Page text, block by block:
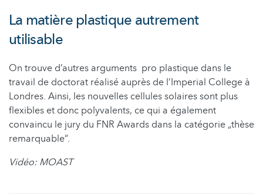
La matière plastique autrement
utilisable
On trouve d’autres arguments pro plastique dans le
travail de doctorat réalisé auprès de l’Imperial College à
Londres. Ainsi, les nouvelles cellules solaires sont plus
flexibles et donc polyvalents, ce qui a également
convaincu le jury du FNR Awards dans la catégorie „thèse
remarquable“.
Vidéo: MOAST